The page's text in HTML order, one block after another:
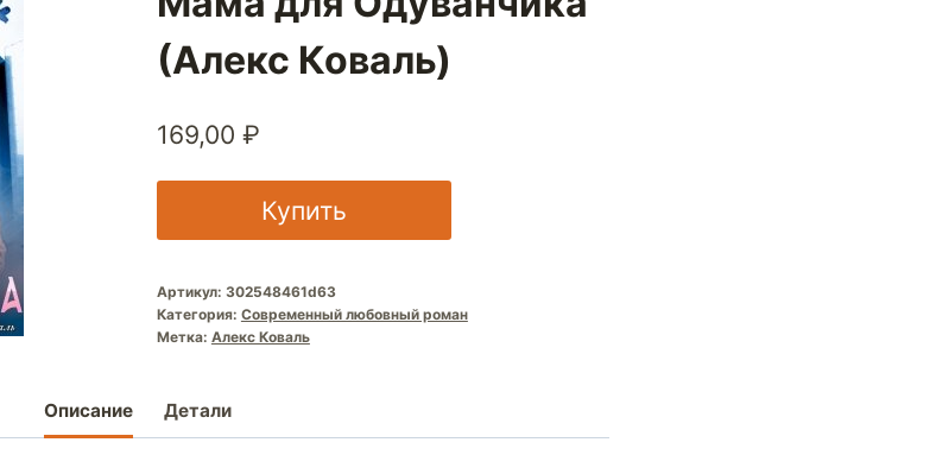
(Алекс Коваль)
169,00 ₽
Купить
Артикул: 302548461d63
Категория: Современный любовный роман
Метка: Алекс Коваль
Описание Детали